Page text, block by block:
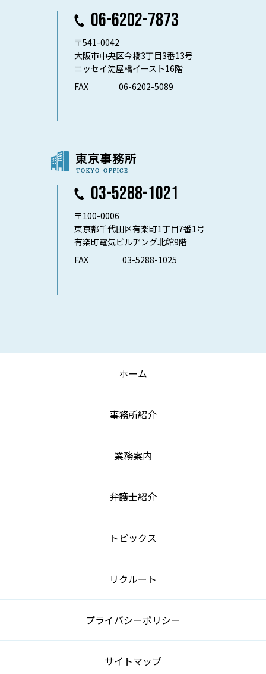
06-6202-7873
〒541-0042
大阪市中央区今橋3丁目3番13号
ニッセイ淀屋橋イースト16階
FAX
06-6202-5089
03-5288-1021
〒100-0006
東京都千代田区有楽町1丁目7番1号
有楽町電気ビルヂング北館9階
FAX
03-5288-1025
ホーム
事務所紹介
業務案内
弁護士紹介
トピックス
リクルート
プライバシーポリシー
サイトマップ